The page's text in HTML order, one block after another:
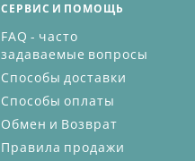
СЕРВИС И ПОМОЩЬ
FAQ - часто
задаваемые вопросы
Способы доставки
Способы оплаты
Обмен и Возврат
Правила продажи